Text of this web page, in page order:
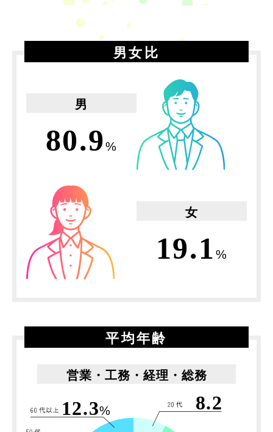
男女比
男
80.9%
女
19.1 %
平均年齢
営業・工務・経理・総務
12.3% 8.2